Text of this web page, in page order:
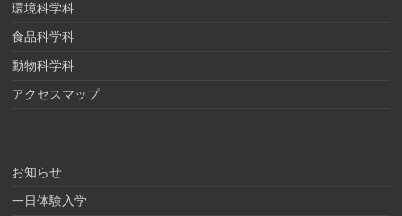
環境科学科
食品科学科
動物科学科
アクセスマップ
お知らせ
一日体験入学